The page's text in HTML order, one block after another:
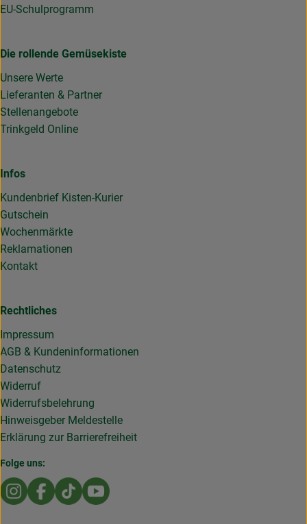
EU-Schulprogramm
Die rollende Gemüsekiste
Unsere Werte
Lieferanten & Partner
Stellenangebote
Trinkgeld Online
Infos
Kundenbrief Kisten-Kurier
Gutschein
Wochenmärkte
Reklamationen
Kontakt
Rechtliches
Impressum
AGB & Kundeninformationen
Datenschutz
Widerruf
Widerrufsbelehrung
Hinweisgeber Meldestelle
Erklärung zur Barrierefreiheit
Folge uns:
Externer Link zu https://www.instagram.com/
Externer Link zu https://www.facebook.com/
Externer Link zu https://www.tiktok.com/
Externer Link zu https://